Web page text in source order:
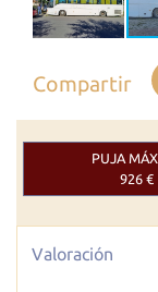
Compartir
PUJA
926 €
Valoración